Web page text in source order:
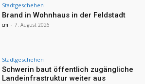
Stadtgeschehen
Brand in Wohnhaus in der Feldstadt
cm - 7. August 2026
Stadtgeschehen
Schwerin baut öffentlich zugängliche
Landeinfrastruktur weiter aus